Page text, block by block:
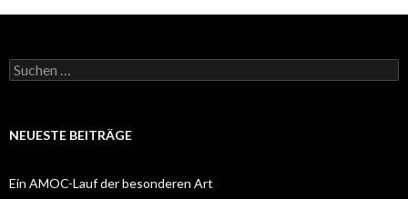
Suchen
nach:
NEUESTE BEITRÄGE
Ein AMOC-Lauf der besonderen Art